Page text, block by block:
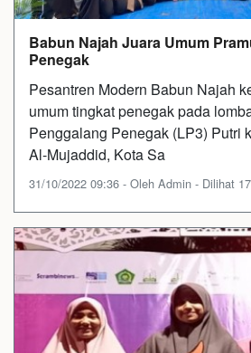
Babun Najah Juara Umum
Penegak
Pesantren Modern Babun Najah
umum tingkat penegak pada
Penggalang Penegak (LP3) Putri
Al-Mujaddid, Kota Sa
31/10/2022 09:36 - Oleh Admin - Dilihat